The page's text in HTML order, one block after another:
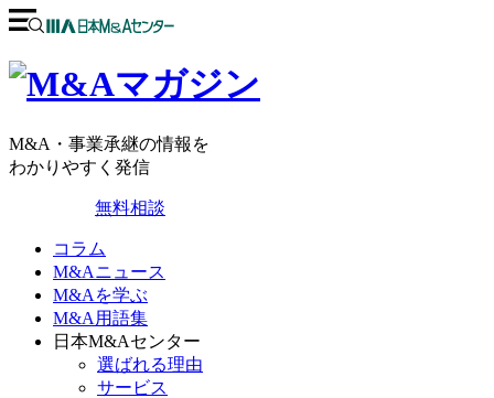
M&A・事業承継の情報を
わかりやすく発信
無料相談
コラム
M&Aニュース
M&Aを学ぶ
M&A用語集
日本M&Aセンター
選ばれる理由
サービス